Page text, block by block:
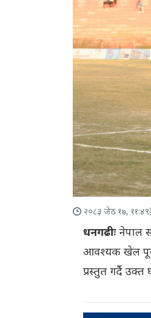
२०८३ जेठ १७, ११:४९
धनगढीः नेपाल
आवश्यक खेल
प्रस्तुत गर्दै उक्त